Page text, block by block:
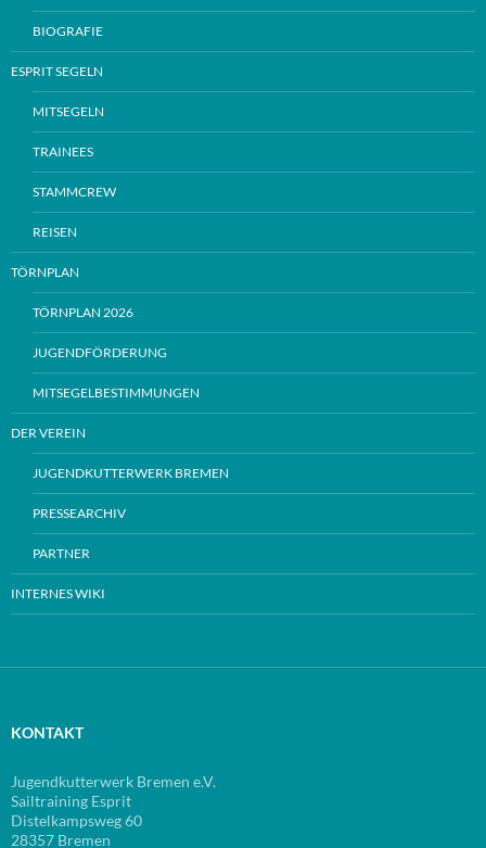
BIOGRAFIE
ESPRIT SEGELN
MITSEGELN
TRAINEES
STAMMCREW
REISEN
TÖRNPLAN
TÖRNPLAN 2026
JUGENDFÖRDERUNG
MITSEGELBESTIMMUNGEN
DER VEREIN
JUGENDKUTTERWERK BREMEN
PRESSEARCHIV
PARTNER
INTERNES WIKI
KONTAKT
Jugendkutterwerk Bremen e.V.
Sailtraining Esprit
Distelkampsweg 60
28357 Bremen